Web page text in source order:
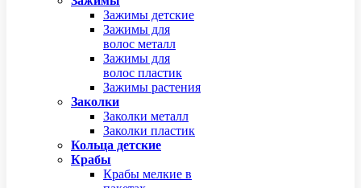
Зажимы детские
Зажимы для
волос металл
Зажимы для
волос пластик
Зажимы растения
Заколки
Заколки металл
Заколки пластик
Кольца детские
Крабы
Крабы мелкие в